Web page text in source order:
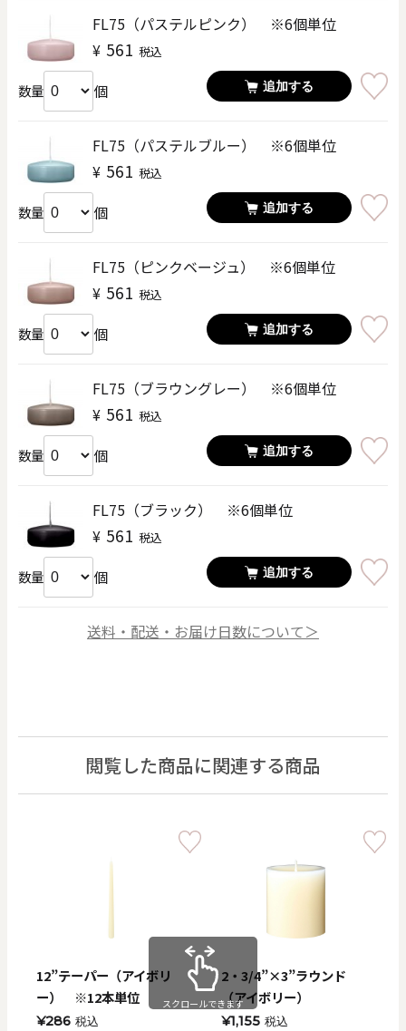
FL75（パステルピンク） ※6個単位
¥ 561 税込
数量 個 追加する
FL75（パステルブルー） ※6個単位
¥ 561 税込
数量 個 追加する
FL75（ピンクベージュ） ※6個単位
¥ 561 税込
数量 個 追加する
FL75（ブラウングレー） ※6個単位
¥ 561 税込
数量 個 追加する
FL75（ブラック） ※6個単位
¥ 561 税込
数量 個 追加する
送料・配送・お届け日数について＞
閲覧した商品に関連する商品
12”テーパー（アイボリ
ー） ※12本単位
¥286 税込
2・3/4”×3”ラウンド
（アイボリー）
¥1,155 税込
スクロールできます